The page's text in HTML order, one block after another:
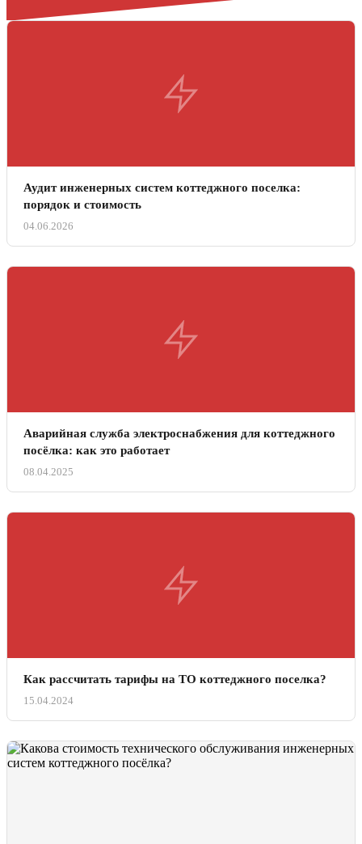
Аудит инженерных систем коттеджного поселка:
порядок и стоимость
04.06.2026
Аварийная служба электроснабжения для коттеджного
посёлка: как это работает
08.04.2025
Как рассчитать тарифы на ТО коттеджного поселка?
15.04.2024